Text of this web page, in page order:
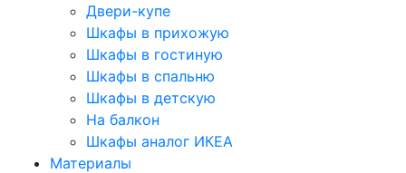
Двери-купе
Шкафы в прихожую
Шкафы в гостиную
Шкафы в спальню
Шкафы в детскую
На балкон
Шкафы аналог ИКЕА
Материалы